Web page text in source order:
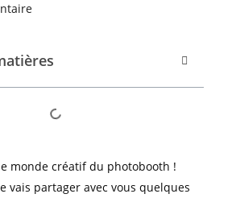
monde créatif du photobooth !
vais partager avec vous quelques